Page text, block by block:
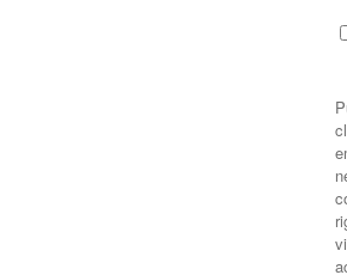
residenza finlandese, realizzata in
circostante e la luce riflessa della neve
il resto della casa, sono caratterizzati dall'uso
e quasi monocromatiche.